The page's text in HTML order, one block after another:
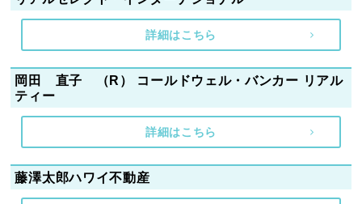
詳細はこちら
岡田 直子 （R） コールドウェル・バンカー リアル
ティー
詳細はこちら
藤澤太郎ハワイ不動産